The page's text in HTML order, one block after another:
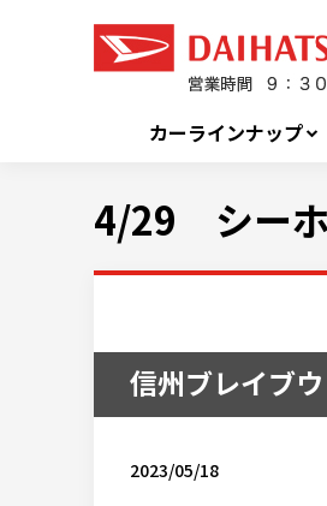
カーラインナップ
4/29 シー
信州ブレイブ
2023/05/18